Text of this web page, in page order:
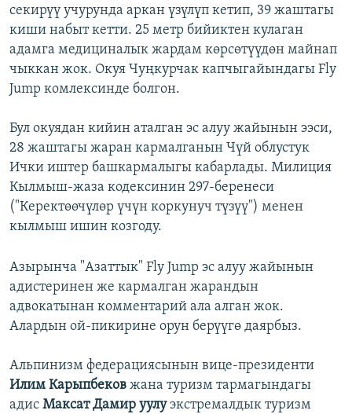
секирүү учурунда аркан үзүлүп кетип, 39 жаштагы
киши набыт кетти. 25 метр бийиктен кулаган
адамга медициналык жардам көрсөтүүдөн майнап
чыккан жок. Окуя Чуңкурчак капчыгайындагы Fly
Jump комлексинде болгон.
Бул окуядан кийин аталган эс алуу жайынын ээси,
28 жаштагы жаран кармалганын Чүй облустук
Ички иштер башкармалыгы кабарлады. Милиция
Кылмыш-жаза кодексинин 297-беренеси
("Керектөөчүлөр үчүн коркунуч түзүү") менен
кылмыш ишин козгоду.
Азырынча "Азаттык" Fly Jump эс алуу жайынын
адистеринен же кармалган жарандын
адвокатынан комментарий ала алган жок.
Алардын ой-пикирине орун берүүгө даярбыз.
Альпинизм федерациясынын вице-президенти
Илим Карыпбеков жана туризм тармагындагы
адис Максат Дамир уулуэкстремалдык туризм